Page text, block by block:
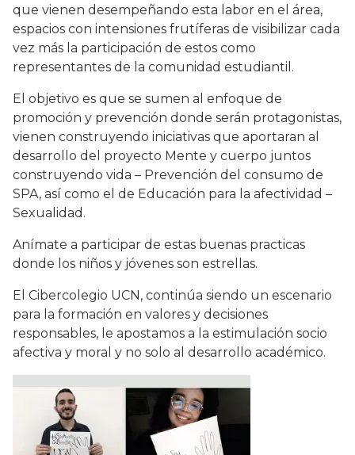
que vienen desempeñando esta labor en el área,
espacios con intensiones frutíferas de visibilizar cada
vez más la participación de estos como
representantes de la comunidad estudiantil.
El objetivo es que se sumen al enfoque de
promoción y prevención donde serán protagonistas,
vienen construyendo iniciativas que aportaran al
desarrollo del proyecto Mente y cuerpo juntos
construyendo vida – Prevención del consumo de
SPA, así como el de Educación para la afectividad –
Sexualidad.
Anímate a participar de estas buenas practicas
donde los niños y jóvenes son estrellas.
El Cibercolegio UCN, continúa siendo un escenario
para la formación en valores y decisiones
responsables, le apostamos a la estimulación socio
afectiva y moral y no solo al desarrollo académico.